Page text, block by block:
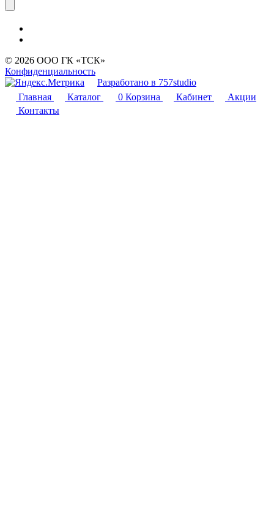
© 2026 ООО ГК «ТСК»
Конфиденциальность
Разработано в 757studio
Главная
Каталог 0 Корзина Кабинет
Акции
Контакты